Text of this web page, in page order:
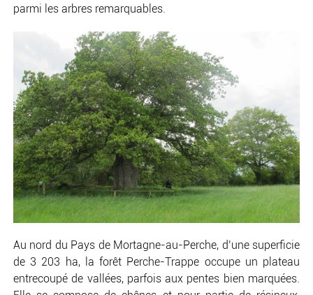
parmi les arbres remarquables.
Au nord du Pays de Mortagne-au-Perche, d’une superficie
de 3 203 ha, la forêt Perche-Trappe occupe un plateau
entrecoupé de vallées, parfois aux pentes bien marquées.